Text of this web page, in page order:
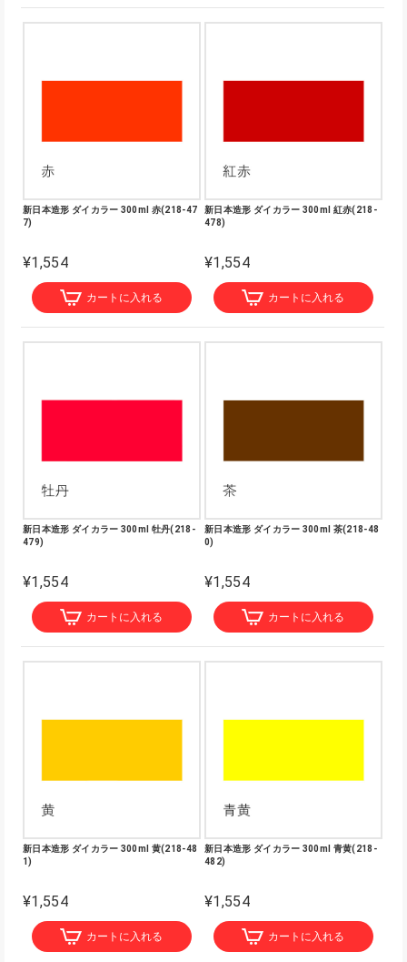
新日本造形 ダイカラー 300ml 赤(218-47
7)
¥1,554
カートに入れる
新日本造形 ダイカラー 300ml 紅赤(218-
478)
¥1,554
カートに入れる
新日本造形 ダイカラー 300ml 牡丹(218-
479)
¥1,554
カートに入れる
新日本造形 ダイカラー 300ml 茶(218-48
0)
¥1,554
カートに入れる
新日本造形 ダイカラー 300ml 黄(218-48
1)
¥1,554
カートに入れる
新日本造形 ダイカラー 300ml 青黄(218-
482)
¥1,554
カートに入れる